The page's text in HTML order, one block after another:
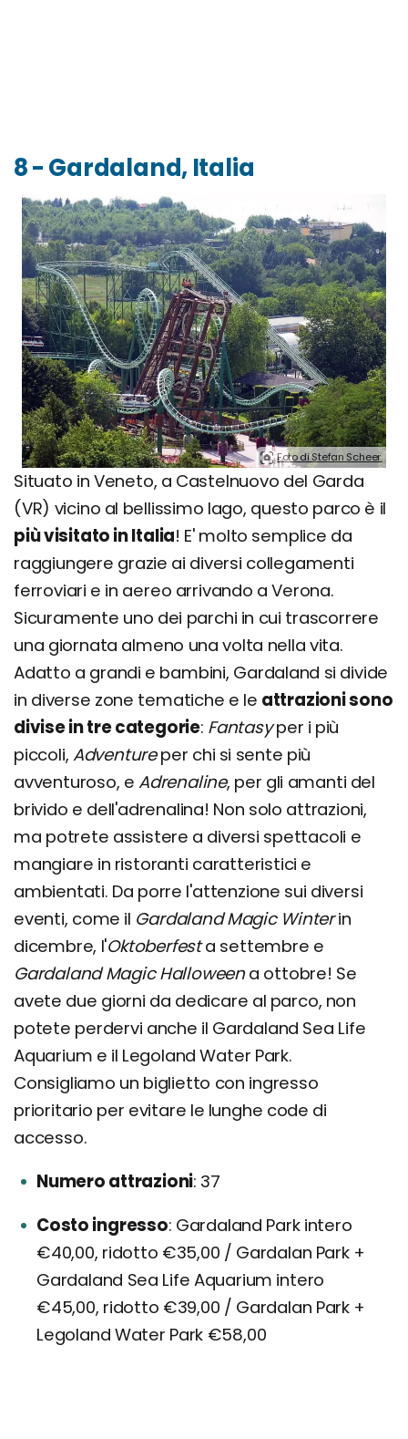
8 - Gardaland, Italia
Foto di Stefan Scheer.
Situato in Veneto, a Castelnuovo del Garda
(VR) vicino al bellissimo lago, questo parco è il
più visitato in Italia! E' molto semplice da
raggiungere grazie ai diversi collegamenti
ferroviari e in aereo arrivando a Verona.
Sicuramente uno dei parchi in cui trascorrere
una giornata almeno una volta nella vita.
Adatto a grandi e bambini, Gardaland si divide
in diverse zone tematiche e le attrazioni sono
divise in tre categorie: Fantasyper i più
piccoli, Adventureper chi si sente più
avventuroso, eAdrenaline, per gli amanti del
brivido e dell'adrenalina! Non solo attrazioni,
ma potrete assistere a diversi spettacoli e
mangiare in ristoranti caratteristici e
ambientati. Da porre l'attenzione sui diversi
eventi, come il Gardaland Magic Winterin
dicembre, l'Oktoberfesta settembre e
Gardaland Magic Halloweena ottobre! Se
avete due giorni da dedicare al parco, non
potete perdervi anche il Gardaland Sea Life
Aquarium e il Legoland Water Park.
Consigliamo un biglietto con ingresso
prioritario per evitare le lunghe code di
accesso.
Numero attrazioni 37
Costo ingresso Gardaland Park intero
€40,00, ridotto €35,00 / Gardalan Park +
Gardaland Sea Life Aquarium intero
€45,00, ridotto €39,00 / Gardalan Park +
Legoland Water Park €58,00